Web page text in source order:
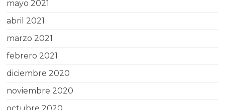
mayo 2021
abril 2021
marzo 2021
febrero 2021
diciembre 2020
noviembre 2020